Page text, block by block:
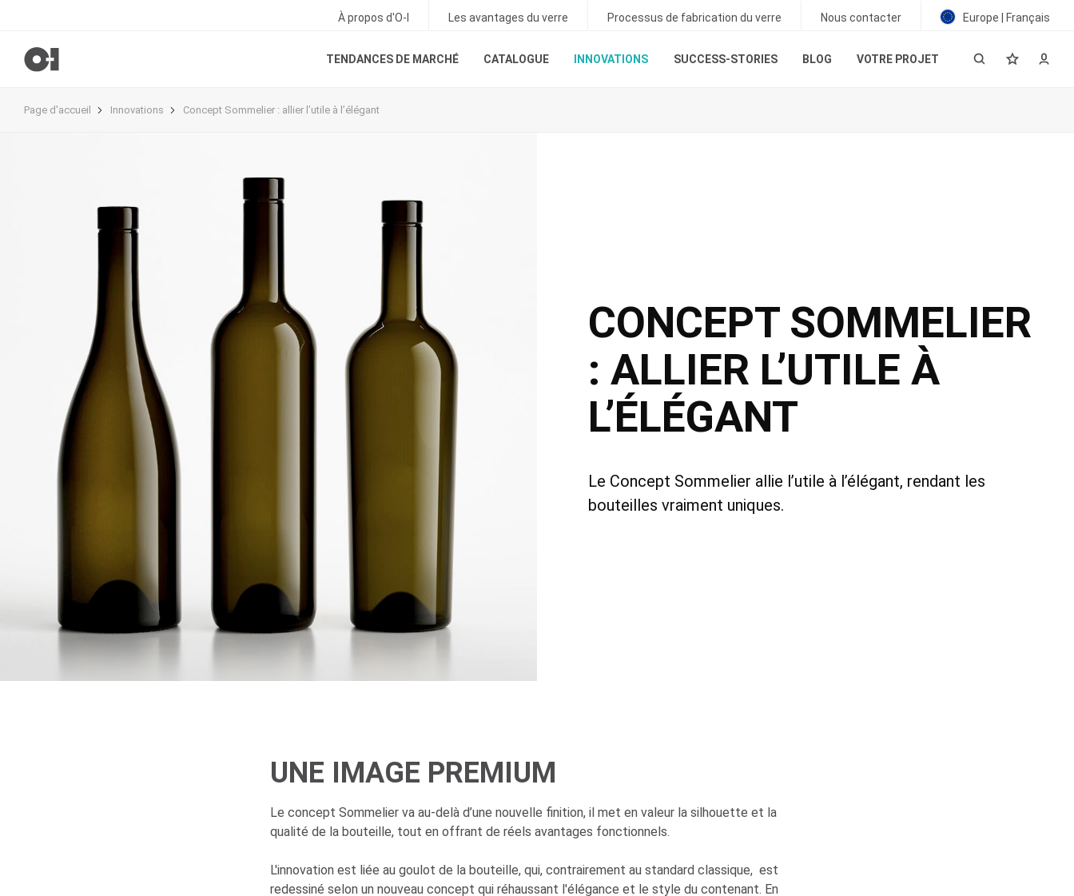
À propos d'O-I Les avantages du verre Processus de fabrication du verre Nous contacter Europe | Français
TENDANCES DE MARCHÉ CATALOGUE INNOVATIONS SUCCESS-STORIES BLOG VOTRE PROJET
Page d'accueil Innovations Concept Sommelier : allier l’utile à l’élégant
CONCEPT SOMMELIER
: ALLIER L’UTILE À
L’ÉLÉGANT
Le Concept Sommelier allie l’utile à l’élégant, rendant les
bouteilles vraiment uniques.
UNE IMAGE PREMIUM
Le concept Sommelier va au-delà d’une nouvelle finition, il met en valeur la silhouette et la
qualité de la bouteille, tout en offrant de réels avantages fonctionnels.
L'innovation est liée au goulot de la bouteille, qui, contrairement au standard classique, est
redessiné selon un nouveau concept qui réhaussant l'élégance et le style du contenant. En